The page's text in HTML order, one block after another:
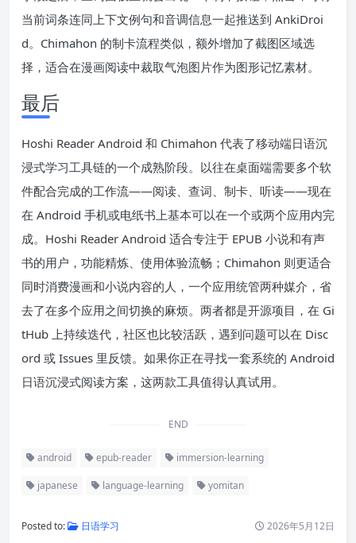
当前词条连同上下文例句和音调信息一起推送到 AnkiDroi
d。Chimahon 的制卡流程类似，额外增加了截图区域选
择，适合在漫画阅读中裁取气泡图片作为图形记忆素材。
最后
Hoshi Reader Android 和 Chimahon 代表了移动端日语沉
浸式学习工具链的一个成熟阶段。以往在桌面端需要多个软
件配合完成的工作流——阅读、查词、制卡、听读——现在
在 Android 手机或电纸书上基本可以在一个或两个应用内完
成。Hoshi Reader Android 适合专注于 EPUB 小说和有声
书的用户，功能精炼、使用体验流畅；Chimahon 则更适合
同时消费漫画和小说内容的人，一个应用统管两种媒介，省
去了在多个应用之间切换的麻烦。两者都是开源项目，在 Gi
tHub 上持续迭代，社区也比较活跃，遇到问题可以在 Disc
ord 或 Issues 里反馈。如果你正在寻找一套系统的 Android
日语沉浸式阅读方案，这两款工具值得认真试用。
END
android epub-reader immersion-learning
japanese language-learning yomitan
Posted to: 日语学习 2026年5月12日